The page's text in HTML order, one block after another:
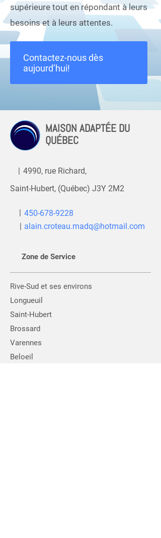
supérieure tout en répondant à leurs
besoins et à leurs attentes.
Contactez-nous dès
aujourd’hui!
MAISON ADAPTÉE DU
QUÉBEC
| 4990, rue Richard,
Saint-Hubert, (Québec) J3Y 2M2
| 450-678-9228
| alain.croteau.madq@hotmail.com
Zone de Service
Rive-Sud et ses environs
Longueuil
Saint-Hubert
Brossard
Varennes
Beloeil